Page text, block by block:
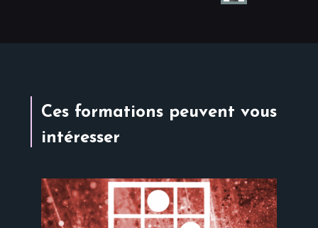
Ces formations peuvent vous
intéresser